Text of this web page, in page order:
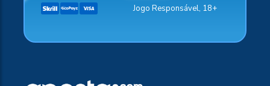
Jogo Responsável, 18+